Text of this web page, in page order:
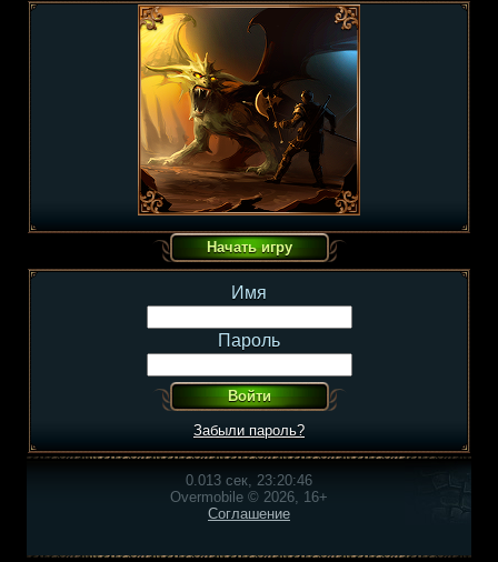
Имя
Пароль
Забыли пароль?
0.013 сек, 23:20:46
Overmobile © 2026, 16+
Соглашение